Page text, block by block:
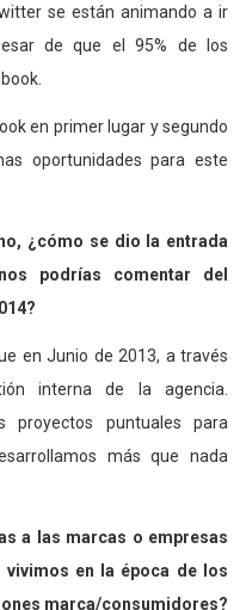
se están animando a ir
de que el 95% de los
en primer lugar y segundo
oportunidades para este
¿cómo se dio la entrada
podrías comentar del
en Junio de 2013, a través
interna de la agencia.
proyectos puntuales para
más que nada
a las marcas o empresas
en la época de los
marca/consumidores?